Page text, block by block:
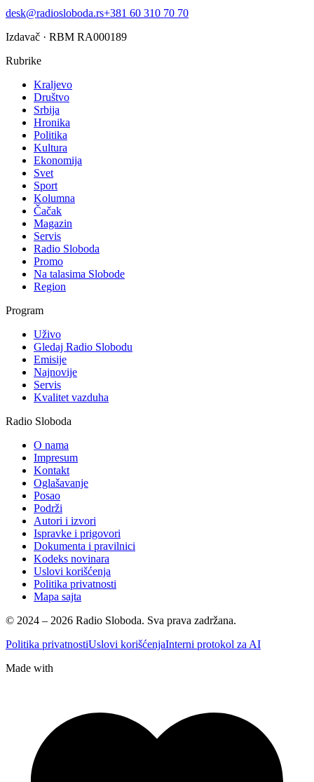
desk@radiosloboda.rs+381 60 310 70 70
Izdavač · RBM RA000189
Rubrike
Kraljevo
Društvo
Srbija
Hronika
Politika
Kultura
Ekonomija
Svet
Sport
Kolumna
Čačak
Magazin
Servis
Radio Sloboda
Promo
Na talasima Slobode
Region
Program
Uživo
Gledaj Radio Slobodu
Emisije
Najnovije
Servis
Kvalitet vazduha
Radio Sloboda
O nama
Impresum
Kontakt
Oglašavanje
Posao
Podrži
Autori i izvori
Ispravke i prigovori
Dokumenta i pravilnici
Kodeks novinara
Uslovi korišćenja
Politika privatnosti
Mapa sajta
© 2024 – 2026 Radio Sloboda. Sva prava zadržana.
Politika privatnostiUslovi korišćenjaInterni protokol za AI
Made with